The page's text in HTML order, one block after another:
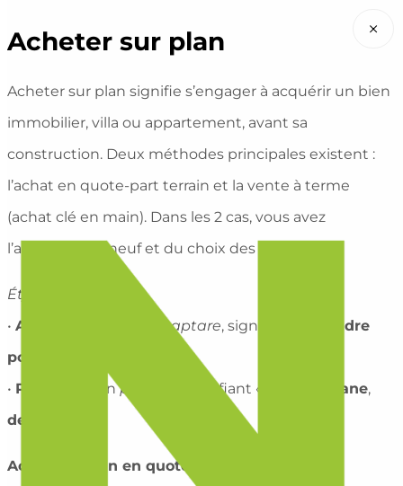
Acheter sur plan
Acheter sur plan signifie s’engager à acquérir un bien
immobilier, villa ou appartement, avant sa
construction. Deux méthodes principales existent :
l’achat en quote-part terrain et la vente à terme
(achat clé en main). Dans les 2 cas, vous avez
l’avantage du neuf et du choix des matériaux.
Étymologie
• Acheter accaptare, signifiant «
prendre
possession
• Plan : Du latinplanum , signifiant « plane,
dessin
Achat sur plan en quote-part terrain
×